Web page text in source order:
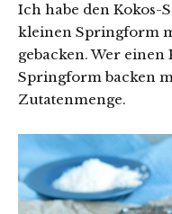
Ich habe den
kleinen Springform
gebacken. Wer
Springform backen
Zutatenmenge.